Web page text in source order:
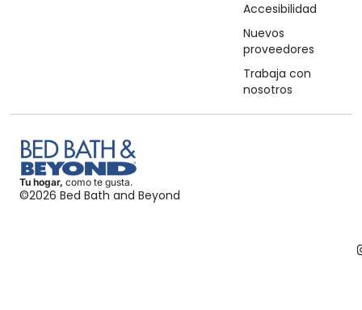
Accesibilidad
Nuevos
proveedores
Trabaja con
nosotros
Tu hogar, como te gusta.
©2026 Bed Bath and Beyond